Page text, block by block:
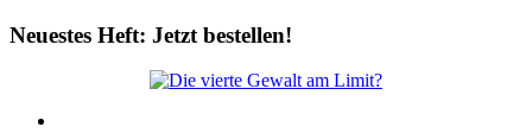
Neuestes Heft: Jetzt bestellen!